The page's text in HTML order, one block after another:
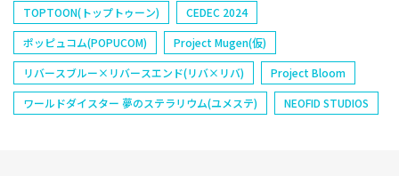
TOPTOON(トップトゥーン)
CEDEC 2024
ポッピュコム(POPUCOM)
Project Mugen(仮)
リバースブルー×リバースエンド(リバ×リバ)
Project Bloom
ワールドダイスター 夢のステラリウム(ユメステ)
NEOFID STUDIOS